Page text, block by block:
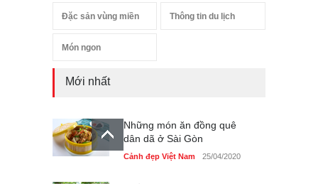
Đặc sản vùng miền Thông tin du lịch
Món ngon
Mới nhất
Những món ăn đồng quê
dân dã ở Sài Gòn
Cảnh đẹp Việt Nam 25/04/2020